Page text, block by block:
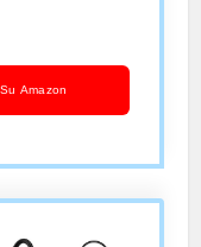
Amazon